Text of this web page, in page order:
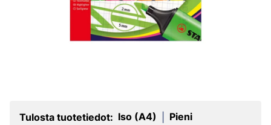
Tulosta tuotetiedot: Iso (A4) Pieni